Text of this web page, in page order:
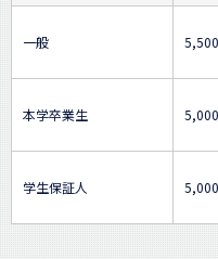
一般
本学卒業生
学生保証人